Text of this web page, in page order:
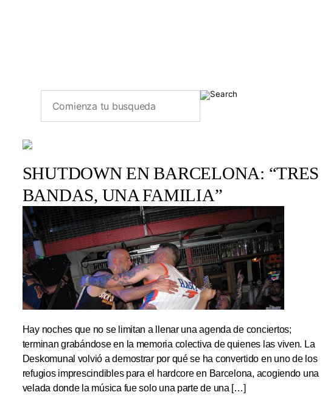
SHUTDOWN EN BARCELONA: “TRES
BANDAS, UNA FAMILIA”
Hay noches que no se limitan a llenar una agenda de conciertos;
terminan grabándose en la memoria colectiva de quienes las viven. La
Deskomunal volvió a demostrar por qué se ha convertido en uno de los
refugios imprescindibles para el hardcore en Barcelona, acogiendo una
velada donde la música fue solo una parte de una […]